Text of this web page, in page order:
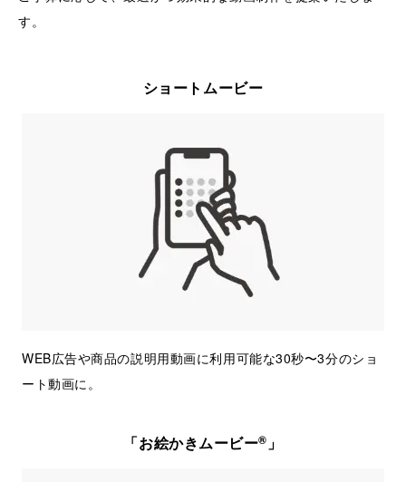
す。
ショートムービー
WEB広告や商品の説明用動画に利用可能な30秒〜3分のショ
ート動画に。
「お絵かきムービー® 」